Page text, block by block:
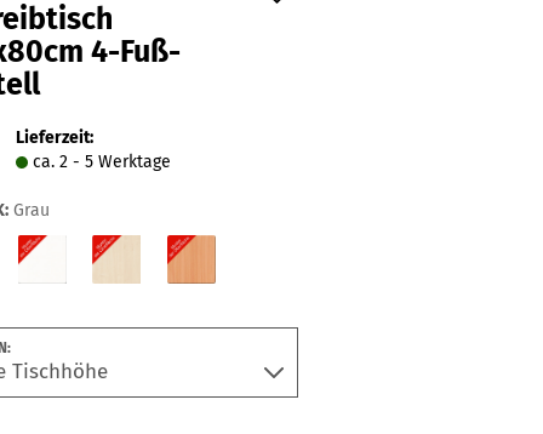
erstellen
vergessen?
4-Fuß-
Lieferzeit:
ca. 2 - 5 Werktage
Grau